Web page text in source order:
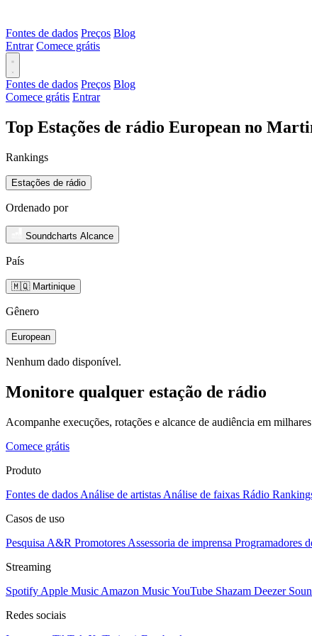
Fontes de dados Preços Blog
Entrar Comece grátis
Fontes de dados Preços Blog
Comece grátis Entrar
Top Estações de rádio European no
Rankings
Estações de rádio
Ordenado por
Soundcharts Alcance
País
🇲🇶 Martinique
Gênero
European
Nenhum dado disponível.
Monitore qualquer estação de rádio
Acompanhe execuções, rotações e alcance de audiência em
Comece grátis
Produto
Fontes de dados Análise de artistas Análise de faixas Rádio
Casos de uso
Pesquisa A&R Promotores Assessoria de imprensa Programadores
Streaming
Spotify Apple Music Amazon MusicYouTube Shazam Deezer
Redes sociais